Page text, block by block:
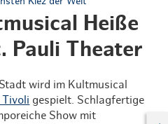
Heiße
Pauli Theater
wird im Kultmusical
Tivoli gespielt. Schlagfertige
Show mit